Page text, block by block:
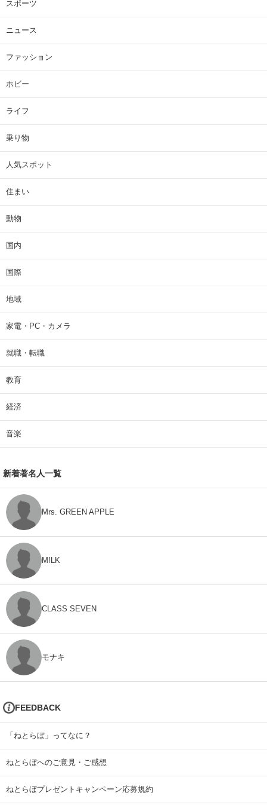
スポーツ
ニュース
ファッション
ホビー
ライフ
乗り物
人気スポット
住まい
動物
国内
国際
地域
家電・PC・カメラ
就職・転職
教育
経済
音楽
新着著名人一覧
Mrs. GREEN APPLE
M!LK
CLASS SEVEN
モナキ
FEEDBACK
「ねとらぼ」ってなに？
ねとらぼへのご意見・ご感想
ねとらぼプレゼントキャンペーン応募規約